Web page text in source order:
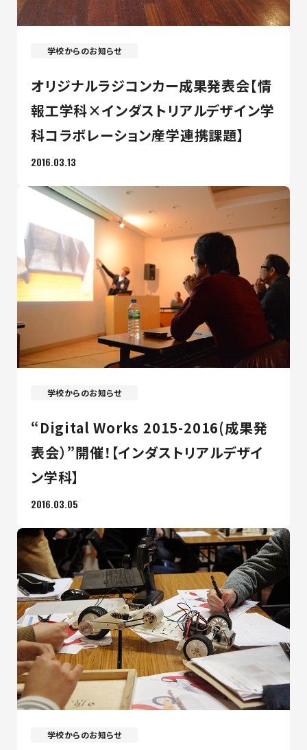
学校からのお知らせ
オリジナルラジコンカー成果発表会【情
報工学科×インダストリアルデザイン学
科コラボレーション産学連携課題】
2016.03.13
学校からのお知らせ
“Digital Works 2015-2016(成果発
表会）”開催！【インダストリアルデザイ
ン学科】
2016.03.05
学校からのお知らせ